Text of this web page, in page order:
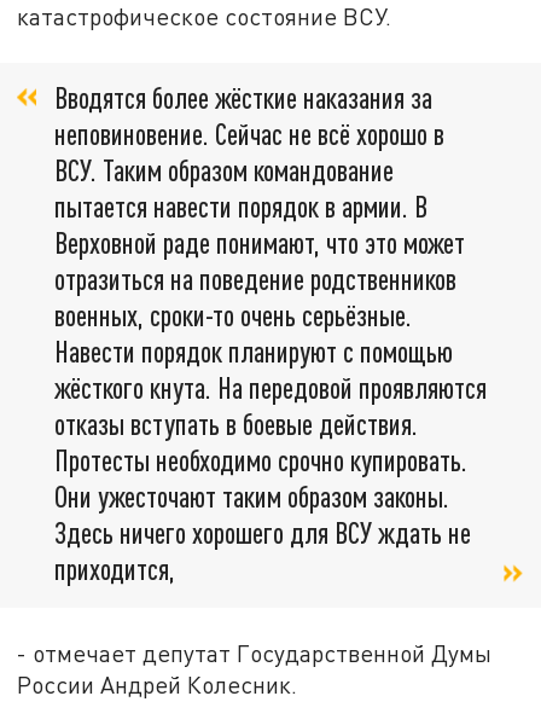
катастрофическое состояние ВСУ.
Вводятся более жёсткие наказания за
неповиновение. Сейчас не всё хорошо в
ВСУ. Таким образом командование
пытается навести порядок в армии. В
Верховной раде понимают, что это может
отразиться на поведение родственников
военных, сроки-то очень серьёзные.
Навести порядок планируют с помощью
жёсткого кнута. На передовой проявляются
отказы вступать в боевые действия.
Протесты необходимо срочно купировать.
Они ужесточают таким образом законы.
Здесь ничего хорошего для ВСУ ждать не
приходится,
- отмечает депутат Государственной Думы
России Андрей Колесник.